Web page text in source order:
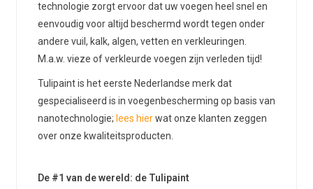
technologie zorgt ervoor dat uw voegen heel snel en
eenvoudig voor altijd beschermd wordt tegen onder
andere vuil, kalk, algen, vetten en verkleuringen.
M.a.w. vieze of verkleurde voegen zijn verleden tijd!
Tulipaint is het eerste Nederlandse merk dat
gespecialiseerd is in voegenbescherming op basis van
nanotechnologie; lees hierwat onze klanten zeggen
over onze kwaliteitsproducten.
De #1 van de wereld: de Tulipaint